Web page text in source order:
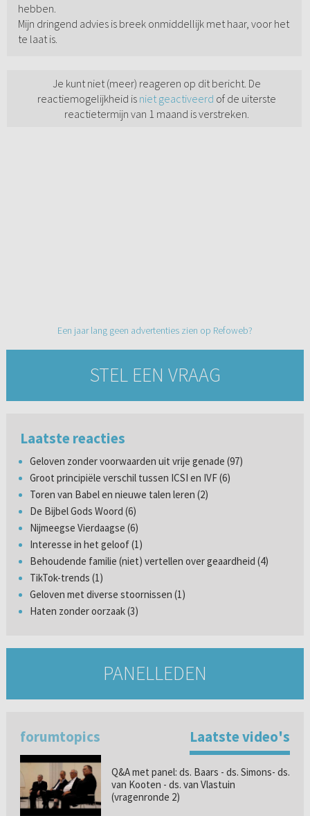
hebben.
Mijn dringend advies is breek onmiddellijk met haar, voor het
te laat is.
Je kunt niet (meer) reageren op dit bericht. De
reactiemogelijkheid is niet geactiveerd of de uiterste
reactietermijn van 1 maand is verstreken.
Een jaar lang geen advertenties zien op Refoweb?
STEL EEN VRAAG
Laatste reacties
Geloven zonder voorwaarden uit vrije genade (97)
Groot principiële verschil tussen ICSI en IVF (6)
Toren van Babel en nieuwe talen leren (2)
De Bijbel Gods Woord (6)
Nijmeegse Vierdaagse (6)
Interesse in het geloof (1)
Behoudende familie (niet) vertellen over geaardheid (4)
TikTok-trends (1)
Geloven met diverse stoornissen (1)
Haten zonder oorzaak (3)
PANELLEDEN
forumtopics Laatste video's
Q&A met panel: ds. Baars - ds. Simons- ds.
van Kooten - ds. van Vlastuin
(vragenronde 2)